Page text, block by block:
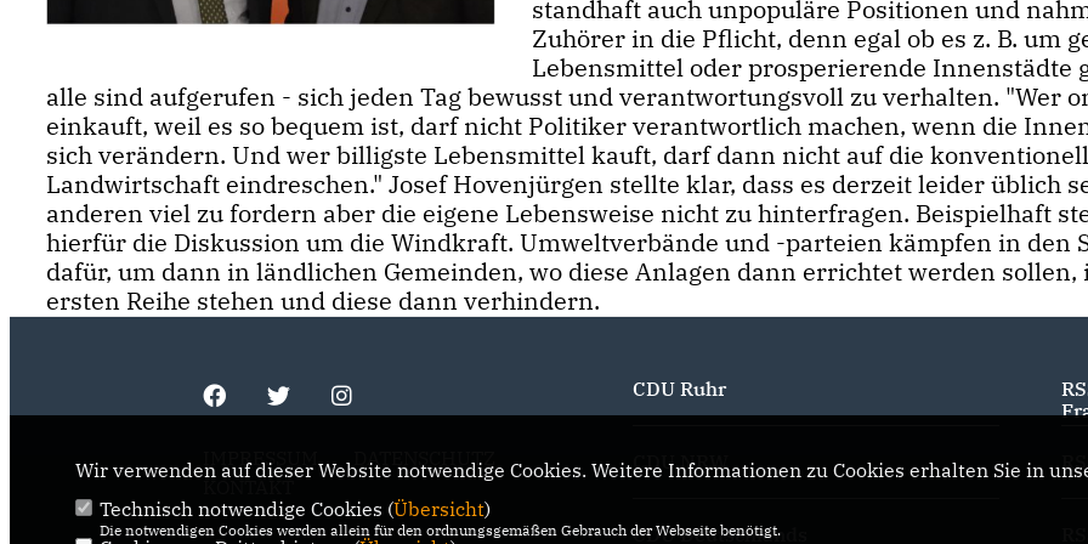
standhaft auch unpopuläre Positionen und
Zuhörer in die Pflicht, denn egal ob es z. B. um
Lebensmittel oder prosperierende Innenstädte
alle sind aufgerufen - sich jeden Tag bewusst und verantwortungsvoll zu verhalten. "Wer
einkauft, weil es so bequem ist, darf nicht Politiker verantwortlich machen, wenn die
sich verändern. Und wer billigste Lebensmittel kauft, darf dann nicht auf die
Landwirtschaft eindreschen." Josef Hovenjürgen stellte klar, dass es derzeit leider üblich
anderen viel zu fordern aber die eigene Lebensweise nicht zu hinterfragen. Beispielhaft
hierfür die Diskussion um die Windkraft. Umweltverbände und -parteien kämpfen in den
dafür, um dann in ländlichen Gemeinden, wo diese Anlagen dann errichtet werden sollen,
ersten Reihe stehen und diese dann verhindern.
IMPRESSUM
DATENSCHUTZ
CDU Ruhr
CDU NRW
CDU Deutschlands
Wir verwenden auf dieser Website notwendige Cookies. Weitere Informationen zu Cookies erhalten Sie in
Technisch notwendige Cookies (Übersicht)
Die notwendigen Cookies werden allein für den ordnungsgemäßen Gebrauch der Webseite benötigt.